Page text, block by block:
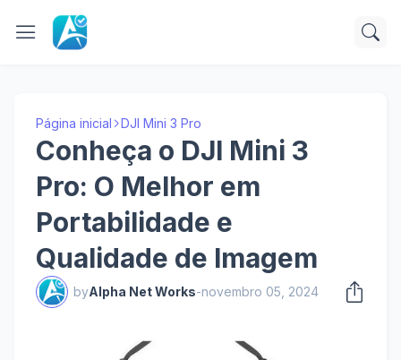
Página inicial DJI Mini 3 Pro
Conheça o DJI Mini 3
Pro: O Melhor em
Portabilidade e
Qualidade de Imagem
byAlpha Net Works-novembro 05, 2024